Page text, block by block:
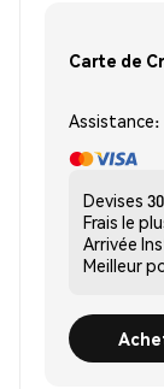
Carte de
Assistance:
Devises
Frais le
Arrivée
Meilleur